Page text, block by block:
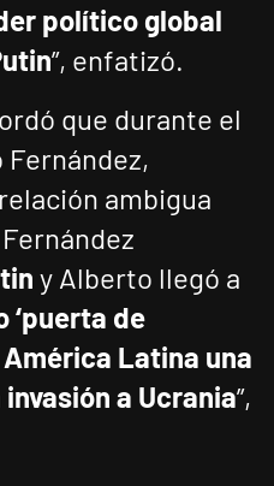
político global
”, enfatizó.
que durante el
ambigua
y Alberto llegó a
‘puerta de
América Latina una
a Ucrania”,